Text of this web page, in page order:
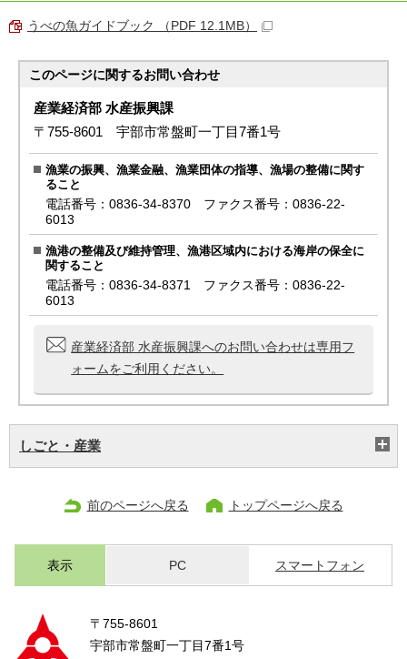
うべの魚ガイドブック （PDF 12.1MB）
このページに関するお問い合わせ
産業経済部 水産振興課
〒755-8601 宇部市常盤町一丁目7番1号
漁業の振興、漁業金融、漁業団体の指導、漁場の整備に関す
ること
電話番号：0836-34-8370 ファクス番号：0836-22-
6013
漁港の整備及び維持管理、漁港区域内における海岸の保全に
関すること
電話番号：0836-34-8371 ファクス番号：0836-22-
6013
産業経済部 水産振興課へのお問い合わせは専用フ
ォームをご利用ください。
しごと・産業
前のページへ戻る トップページへ戻る
表示 PC スマートフォン
〒755-8601
宇部市常盤町一丁目7番1号